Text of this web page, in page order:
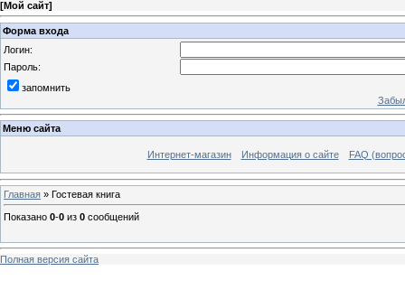
[Мой сайт]
Форма входа
Логин:
Пароль:
запомнить
Меню сайта
Интернет-магазин Информация о сайте FAQ
Главная » Гостевая книга
Показано 0-0 из 0 сообщений
Полная версия сайта